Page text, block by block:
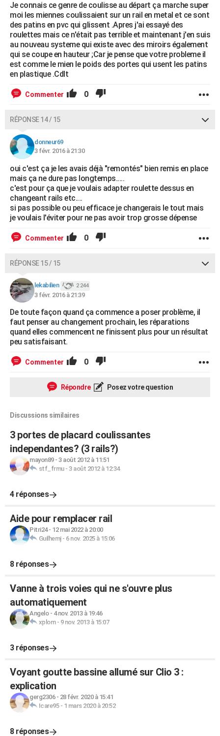
Je connais ce genre de coulisse au départ ça marche super
moi les miennes coulissaient sur un rail en metal et ce sont
des patins en pvc qui glissent .Apres j'ai essayé des
roulettes mais ce n'était pas terrible et maintenant j'en suis
au nouveau systeme qui existe avec des miroirs également
qui se coupe en hauteur ;Car je pense que votre probleme il
est comme le mien le poids des portes qui usent les patins
en plastique .Cdlt
Commenter 0
RÉPONSE 14 / 15
donneur69
3 févr. 2016 à 21:30
oui c'est ça je les avais déjà "remontés" bien remis en place
mais ça ne dure pas longtemps.....
c'est pour ça que je voulais adapter roulette dessus en
changeant rails etc....
si pas possible ou peu efficace je changerais le tout mais
je voulais l'éviter pour ne pas avoir trop grosse dépense
Commenter 0
RÉPONSE 15 / 15
lekabilien 2 244
3 févr. 2016 à 21:39
De toute façon quand ça commence a poser problème, il
faut penser au changement prochain, les réparations
quand elles commencent ne finissent plus pour un résultat
peu satisfaisant.
Commenter 0
Répondre Posez votre question
Discussions similaires
3 portes de placard coulissantes
independantes? (3 rails?)
mayon89- 3 août 2012 à 11:51
stf_frmu- 3 août 2012 à 12:34
4 réponses
Aide pour remplacer rail
Pitri24- 12 mai 2022 à 20:00
Guilhemj- 6 nov. 2025 à 15:06
8 réponses
Vanne à trois voies qui ne s'ouvre plus
automatiquement
Angelo- 4 nov. 2013 à 19:46
xplom- 9 nov. 2013 à 15:07
3 réponses
Voyant goutte bassine allumé sur Clio 3 :
explication
gerg2306- 28 févr. 2020 à 15:41
Icare95- 1 mars 2020 à 20:52
8 réponses